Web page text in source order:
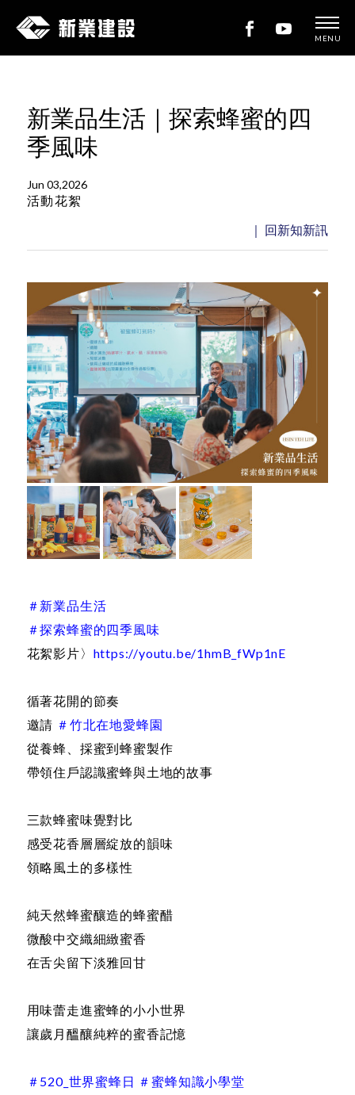
新
建
設
MENU
新業品生活｜探索蜂蜜的四
季風味
Jun 03,2026
活動花絮
｜ 回新知新訊
＃新業品生活
＃探索蜂蜜的四季風味
花絮影片〉 https://youtu.be/1hmB_fWp1nE
循著花開的節奏
邀請 ＃竹北在地愛蜂園
從養蜂、採蜜到蜂蜜製作
帶領住戶認識蜜蜂與土地的故事
三款蜂蜜味覺對比
感受花香層層綻放的韻味
領略風土的多樣性
純天然蜂蜜釀造的蜂蜜醋
微酸中交織細緻蜜香
在舌尖留下淡雅回甘
用味蕾走進蜜蜂的小小世界
讓歲月醞釀純粹的蜜香記憶
＃520_世界蜜蜂日 ＃蜜蜂知識小學堂